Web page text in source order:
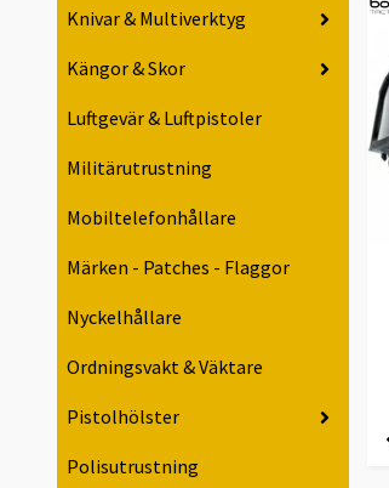
Knivar & Multiverktyg
Kängor & Skor
Luftgevär & Luftpistoler
Militärutrustning
Mobiltelefonhållare
Märken - Patches - Flaggor
Nyckelhållare
Ordningsvakt & Väktare
Pistolhölster
Polisutrustning